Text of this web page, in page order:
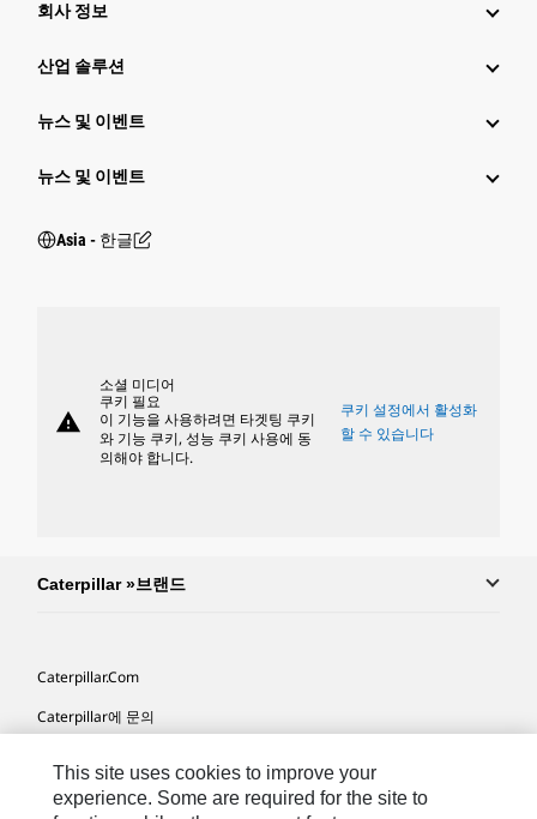
회사 정보
산업 솔루션
뉴스 및 이벤트
뉴스 및 이벤트
Asia - 한글
warning
소셜 미디어
쿠키 필요
이 기능을 사용하려면 타겟팅 쿠키
와 기능 쿠키, 성능 쿠키 사용에 동
의해야 합니다.
쿠키 설정에서 활성화
할 수 있습니다
Caterpillar »브랜드
Caterpillar.com
Caterpillar에 문의
사이트 맵
This site uses cookies to improve your
experience. Some are required for the site to